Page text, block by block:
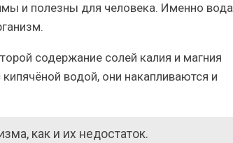
и полезны для человека. Именно вода
содержание солей калия и магния
водой, они накапливаются и
как и их недостаток.